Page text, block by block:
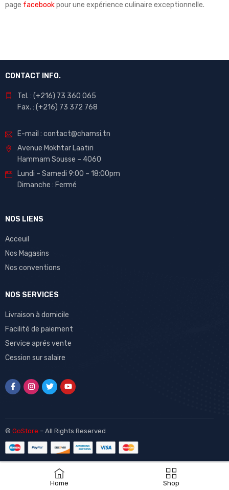
Home Shop
page facebookpour une expérience culinaire exceptionnelle.
CONTACT INFO.
Tel. : (+216) 73 360 065
Fax. : (+216) 73 372 768
E-mail : contact@chamsi.tn
Avenue Mokhtar Laatiri
Hammam Sousse – 4060
Lundi – Samedi 9:00 – 18:00pm
Dimanche : Fermé
NOS LIENS
Acceuil
Nos Magasins
Nos conventions
NOS SERVICES
Livraison à domicile
Facilité de paiement
Service aprés vente
Cession sur salaire
© GoStore – All Rights Reserved